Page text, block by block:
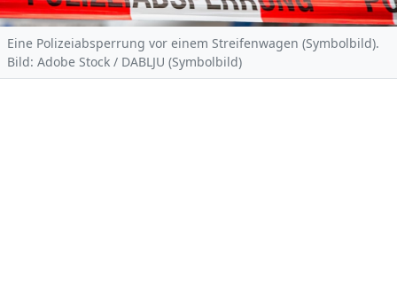
Eine Polizeiabsperrung vor einem Streifenwagen (Symbolbild).
Bild: Adobe Stock / DABLJU (Symbolbild)